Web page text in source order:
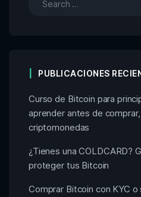
PUBLICACIONES
Curso de Bitcoin para
aprender antes de
criptomonedas
¿Tienes una COLDCARD?
proteger tus Bitcoin
Comprar Bitcoin con KYC o